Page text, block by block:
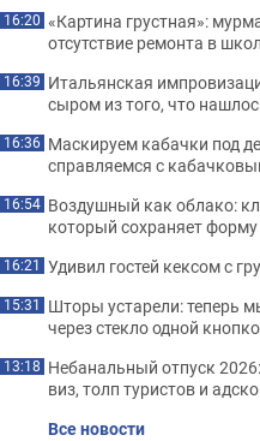
16:20 «Картина грустная»:
отсутствие ремонта в
16:39 Итальянская
сыром из того, что
16:36 Маскируем кабачки под
справляемся с
16:54 Воздушный как облако:
который сохраняет форму
16:21 Удивил гостей кексом с
15:31 Шторы устарели: теперь
через стекло одной
13:18 Небанальный отпуск
виз, толп туристов и
Все новости